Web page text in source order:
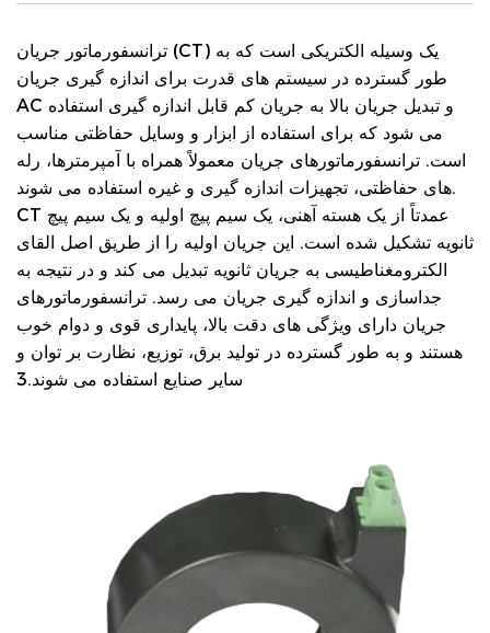
ترانسفورماتور جریان (CT) یک وسیله الکتریکی است که به
طور گسترده در سیستم های قدرت برای اندازه گیری جریان
AC و تبدیل جریان بالا به جریان کم قابل اندازه گیری استفاده
می شود که برای استفاده از ابزار و وسایل حفاظتی مناسب
است. ترانسفورماتورهای جریان معمولاً همراه با آمپرمترها، رله
های حفاظتی، تجهیزات اندازه گیری و غیره استفاده می شوند.
CT عمدتاً از یک هسته آهنی، یک سیم پیچ اولیه و یک سیم پیچ
ثانویه تشکیل شده است. این جریان اولیه را از طریق اصل القای
الکترومغناطیسی به جریان ثانویه تبدیل می کند و در نتیجه به
جداسازی و اندازه گیری جریان می رسد. ترانسفورماتورهای
جریان دارای ویژگی های دقت بالا، پایداری قوی و دوام خوب
هستند و به طور گسترده در تولید برق، توزیع، نظارت بر توان و
سایر صنایع استفاده می شوند.3